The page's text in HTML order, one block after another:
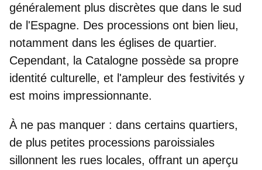
généralement plus discrètes que dans le sud
de l'Espagne. Des processions ont bien lieu,
notamment dans les églises de quartier.
Cependant, la Catalogne possède sa propre
identité culturelle, et l'ampleur des festivités y
est moins impressionnante.
À ne pas manquer : dans certains quartiers,
de plus petites processions paroissiales
sillonnent les rues locales, offrant un aperçu